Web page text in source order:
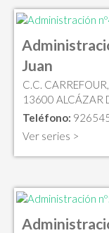
Juan
C.C.
13600 ALCÁZAR
Teléfono:
Ver series >